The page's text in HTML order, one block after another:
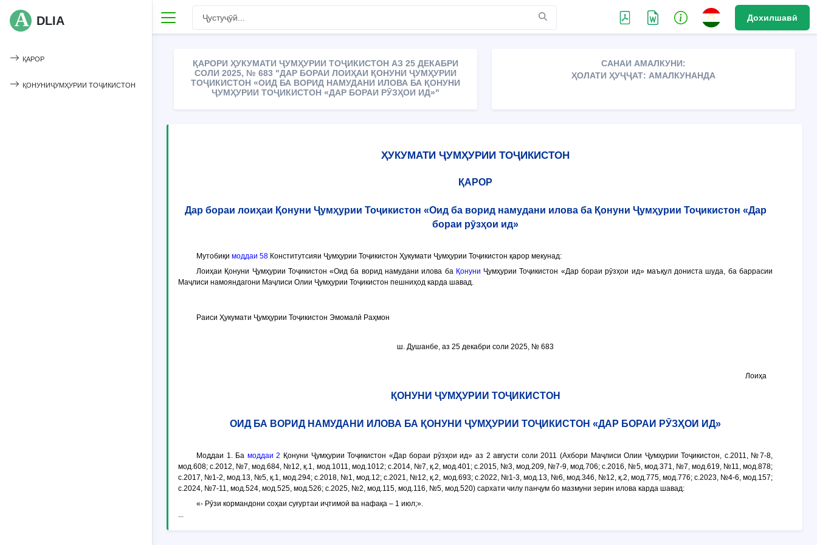
Дохилшавӣ
DLIA
ҚАРОР
ҚОНУНИҶУМҲУРИИ ТОҶИКИСТОН
ҚАРОРИ ҲУКУМАТИ ҶУМҲУРИИ ТОҶИКИСТОН АЗ 25 ДЕКАБРИ
СОЛИ 2025, № 683 "ДАР БОРАИ ЛОИҲАИ ҚОНУНИ ҶУМҲУРИИ
ТОҶИКИСТОН «ОИД БА ВОРИД НАМУДАНИ ИЛОВА БА ҚОНУНИ
ҶУМҲУРИИ ТОҶИКИСТОН «ДАР БОРАИ РӮЗҲОИ ИД»"
САНАИ АМАЛКУНИ:
ҲОЛАТИ ҲУҶҶАТ: АМАЛКУНАНДА
ҲУКУМАТИ ҶУМҲУРИИ ТОҶИКИСТОН
ҚАРОР
Дар бораи лоиҳаи Қонуни Ҷумҳурии Тоҷикистон «Оид ба ворид намудани илова ба Қонуни Ҷумҳурии Тоҷикистон «Дар
бораи рӯзҳои ид»
Мутобиқи моддаи 58 Конститутсияи Ҷумҳурии Тоҷикистон Ҳукумати Ҷумҳурии Тоҷикистон қарор мекунад:
Лоиҳаи Қонуни Ҷумҳурии Тоҷикистон «Оид ба ворид намудани илова ба Қонуни Ҷумҳурии Тоҷикистон «Дар бораи рӯзҳои ид» маъқул дониста шуда, ба баррасии
Маҷлиси намояндагони Маҷлиси Олии Ҷумҳурии Тоҷикистон пешниҳод карда шавад.
Раиси Ҳукумати Ҷумҳурии Тоҷикистон Эмомалӣ Раҳмон
ш. Душанбе, аз 25 декабри соли 2025, № 683
Лоиҳа
ҚОНУНИ ҶУМҲУРИИ ТОҶИКИСТОН
ОИД БА ВОРИД НАМУДАНИ ИЛОВА БА ҚОНУНИ ҶУМҲУРИИ ТОҶИКИСТОН «ДАР БОРАИ РӮЗҲОИ ИД»
Моддаи 1.Ба моддаи 2 Қонуни Ҷумҳурии Тоҷикистон «Дар бораи рӯзҳои ид» аз 2 августи соли 2011 (Ахбори Маҷлиси Олии Ҷумҳурии Тоҷикистон, с.2011, №7-8,
мод.608; с.2012, №7, мод.684, №12, қ.1, мод.1011, мод.1012; с.2014, №7, қ.2, мод.401; с.2015, №3, мод.209, №7-9, мод.706; с.2016, №5, мод.371, №7, мод.619, №11, мод.878;
с.2017, №1-2, мод.13, №5, қ.1, мод.294; с.2018, №1, мод.12; с.2021, №12, қ.2, мод.693; с.2022, №1-3, мод.13, №6, мод.346, №12, қ.2, мод.775, мод.776; c.2023, №4-6, мод.157;
с.2024, №7-11, мод.524, мод.525, мод.526; с.2025, №2, мод.115, мод.116, №5, мод.520) сархати чилу панҷум бо мазмуни зерин илова карда шавад:
«- Рӯзи кормандони соҳаи суғуртаи иҷтимоӣ ва нафақа – 1 июл;».
...